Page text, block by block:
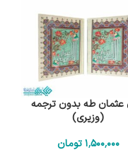
عثمان طه بدون ترجمه
(وزیری)
1٬500٬000 تومان